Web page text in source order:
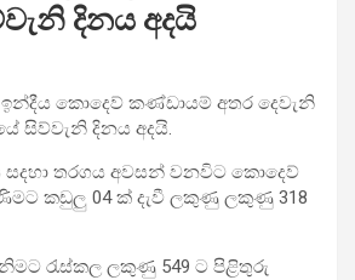
දිනය අදයි
ඉන්දීය කොදෙව් කණ්ඩායම් අතර දෙවැනි
සිව්වැනි දිනය අදයි.
සදහා තරගය අවසන් වනවිට කොදෙව්
කඩුලු 04 ක් දැවී ලකුණු ලකුණු 318
රැස්කල ලකුණු 549 ට පිළිතුරු